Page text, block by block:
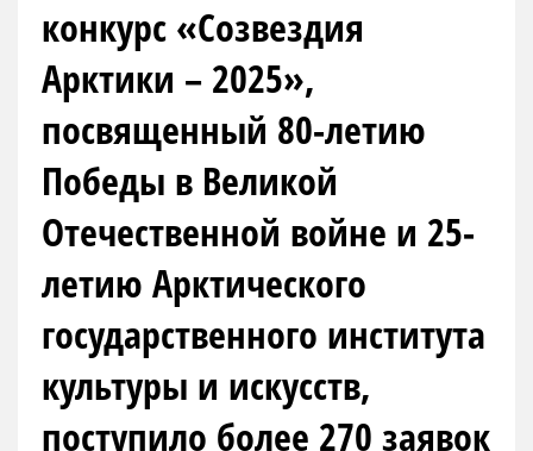
конкурс «Созвездия
Арктики – 2025»,
посвященный 80-летию
Победы в Великой
Отечественной войне и 25-
летию Арктического
государственного института
культуры и искусств,
поступило более 270 заявок